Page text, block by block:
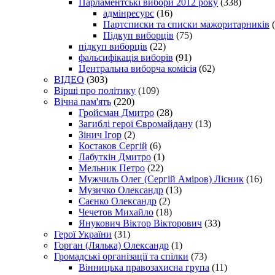
адмінресурс (16)
Партсписки та списки мажоритарників
Підкуп виборців (75)
підкуп виборців (22)
фальсифікація виборів (91)
Центральна виборча комісія (62)
ВІДЕО (303)
Вірші про політику (109)
Вічна пам'ять (220)
Гройсман Дмитро (28)
Загиблі герої Євромайдану (13)
Зінич Ігор (2)
Костаков Сергій (6)
Лабуткін Дмитро (1)
Мельник Петро (22)
Мужчиль Олег (Сергій Аміров) Лісник (16)
Музичко Олександр (13)
Саєнко Олександр (2)
Чечетов Михайло (18)
Янукович Віктор Вікторович (33)
Герої України (31)
Горган (Лялька) Олександр (1)
Громадські організації та спілки (73)
Вінницька правозахисна група (11)